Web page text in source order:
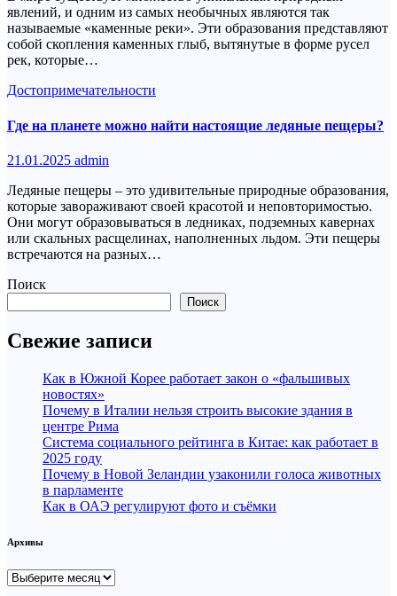
явлений, и одним из самых необычных являются так
называемые «каменные реки». Эти образования представляют
собой скопления каменных глыб, вытянутые в форме русел
рек, которые…
Достопримечательности
Где на планете можно найти настоящие ледяные пещеры?
21.01.2025 admin
Ледяные пещеры – это удивительные природные образования,
которые завораживают своей красотой и неповторимостью.
Они могут образовываться в ледниках, подземных кавернах
или скальных расщелинах, наполненных льдом. Эти пещеры
встречаются на разных…
Поиск
Поиск
Свежие записи
Как в Южной Корее работает закон о «фальшивых
новостях»
Почему в Италии нельзя строить высокие здания в
центре Рима
Система социального рейтинга в Китае: как работает в
2025 году
Почему в Новой Зеландии узаконили голоса животных
в парламенте
Как в ОАЭ регулируют фото и съёмки
Архивы
Архивы